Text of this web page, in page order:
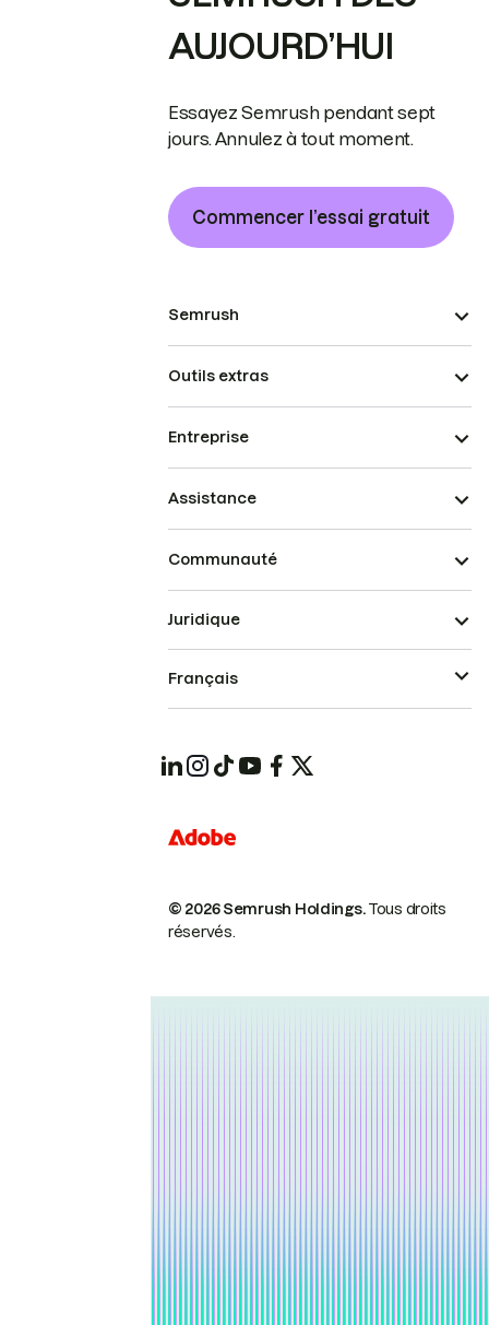
AUJOURD’HUI
Essayez Semrush pendant sept
jours. Annulez à tout moment.
Commencer l’essai gratuit
Semrush
Outils extras
Entreprise
Assistance
Communauté
© 2026 Semrush Holdings.Tous droits
réservés.
Juridique
Français